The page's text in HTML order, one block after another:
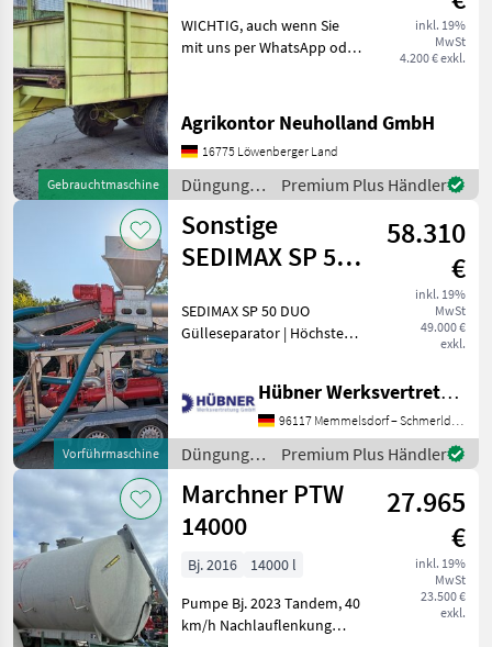
Gebrauchtmaschine
inkl. 19%
MwSt
4.200 € exkl.
WICHTIG, auch wenn Sie
mit uns per WhatsApp oder
kaufen, bitte kontrollieren
Sie die Auftragsbestätigung,
Proforma und auch R
Agrikontor Neuholland GmbH
16775 Löwenberger Land
Düngung
und
Beregnung
/
Fortschritt
Premium Plus Händler
Vorführmaschine
Sonstige
SEDIMAX SP 50
58.310
€
inkl. 19%
MwSt
49.000 €
exkl.
SEDIMAX SP 50 DUO
Gülleseparator | Höchste
Effizienz durch Doppel-
Separation – leistungsstark,
wirtschaftlich und so
Hübner Werksvertretung GmbH
96117 Memmelsdorf – Schmerldorf
Düngung
und
Beregnung
/ Sonstige
Premium Plus Händler
Marchner PTW
14000
27.965
€
inkl. 19%
MwSt
23.500 €
exkl.
Bj. 2016
14000 l
Pumpe Bj. 2023 Tandem, 40
km/h Nachlauflenkung